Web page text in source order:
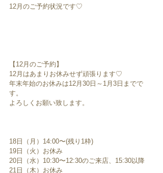
12月のご予約状況です♡
【12月のご予約】
12月はあまりお休みせず頑張ります♡
年末年始のお休みは12月30日～1月3日までで
す。
よろしくお願い致します。
18日（月）14:00〜(残り1枠)
19日（火）お休み
20日（水）10:30〜12:30のご来店、15:30以降
21日（木）お休み